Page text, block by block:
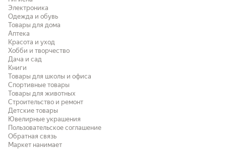
Электроника
Одежда и обувь
Товары для дома
Аптека
Красота и уход
Хобби и творчество
Дача и сад
Книги
Товары для школы и офиса
Спортивные товары
Товары для животных
Строительство и ремонт
Детские товары
Ювелирные украшения
Пользовательское соглашение
Обратная связь
Маркет нанимает